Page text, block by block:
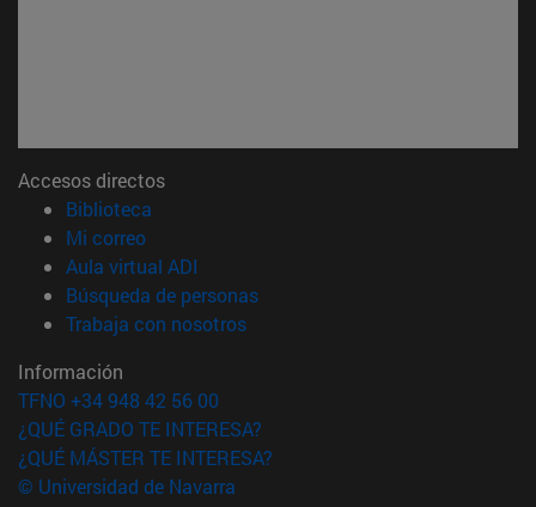
Accesos directos
Biblioteca
Mi correo(abre en nueva ventana)
Aula virtual ADI
Búsqueda de personas(abre en nueva ventana)
Trabaja con nosotros(abre en nueva ventana)
Información
TFNO +34 948 42 56 00
¿QUÉ GRADO TE INTERESA?
¿QUÉ MÁSTER TE INTERESA?
© Universidad de Navarra